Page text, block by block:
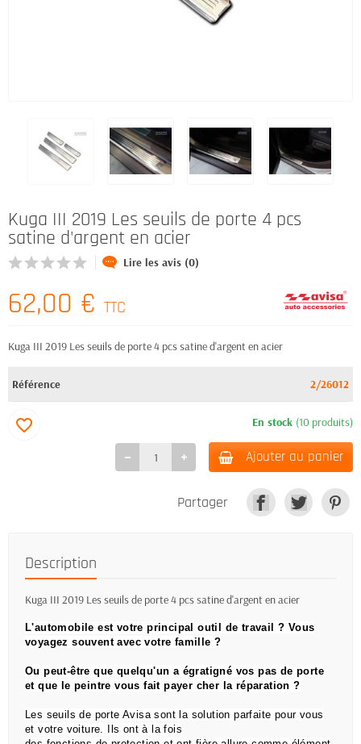
Kuga III 2019 Les seuils de porte 4 pcs
satine d'argent en acier
Lire les avis (0)
62,00 € TTC
Kuga III 2019 Les seuils de porte 4 pcs satine d'argent en acier
Référence 2/26012
En stock (10 produits)
Ajouter au panier
favorite_border
Partager
Description
Kuga III 2019 Les seuils de porte 4 pcs satine d'argent en acier
L'automobile est votre principal outil de travail ? Vous
voyagez souvent avec votre famille ?
Ou peut-être que quelqu'un a égratigné vos pas de porte
et que le peintre vous fait payer cher la réparation ?
Les seuils de porte Avisa sont la solution parfaite pour vous
et votre voiture. Ils ont à la fois